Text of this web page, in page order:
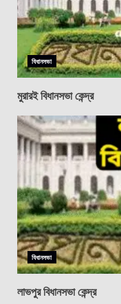
বিধানসভা
মুরারই বিধানসভা কেন্দ্র
বিধানসভা
লাভপুর বিধানসভা কেন্দ্র